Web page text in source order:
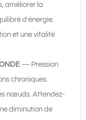
améliorer la
d’énergie.
et une vitalité
— Pression
chroniques.
nœuds. Attendez-
diminution de